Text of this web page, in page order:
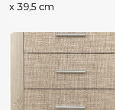
x 39,5 cm